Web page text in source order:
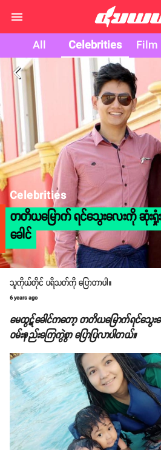
All Celebrities Film
arrow_back_ios
Celebrities
တတိယမြောက် ရင်သွေးလေးကို ဆုံးရှုံ
ခေါင်
သူကိုယ်တိုင် ပရိသတ်ကို ပြောတာပါ။
6 years ago
မေထွဋ်ခေါင်ကတော့ တတိယမြောက်ရင်သွေး
ဝမ်းနည်းကြေကွဲစွာ ပြောပြလာပါတယ်။